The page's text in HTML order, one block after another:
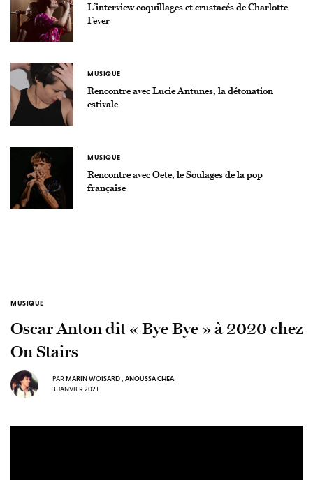
L’interview coquillages et crustacés de Charlotte
Fever
MUSIQUE
Rencontre avec Lucie Antunes, la détonation
estivale
MUSIQUE
Rencontre avec Oete, le Soulages de la pop
française
MUSIQUE
Oscar Anton dit « Bye Bye » à 2020 chez
On Stairs
PAR MARIN WOISARD
ANOUSSA CHEA
3 JANVIER 2021